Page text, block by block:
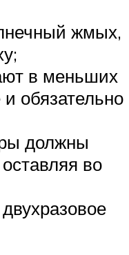
жмых,
в меньших
обязательно
должны
во